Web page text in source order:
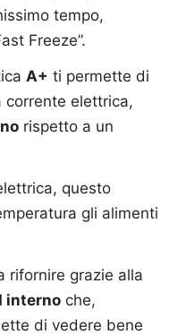
tempo,
Freeze”.
A+ ti permette di
corrente elettrica,
rispetto a un
questo
gli alimenti
rifornire grazie alla
interno che,
di vedere bene